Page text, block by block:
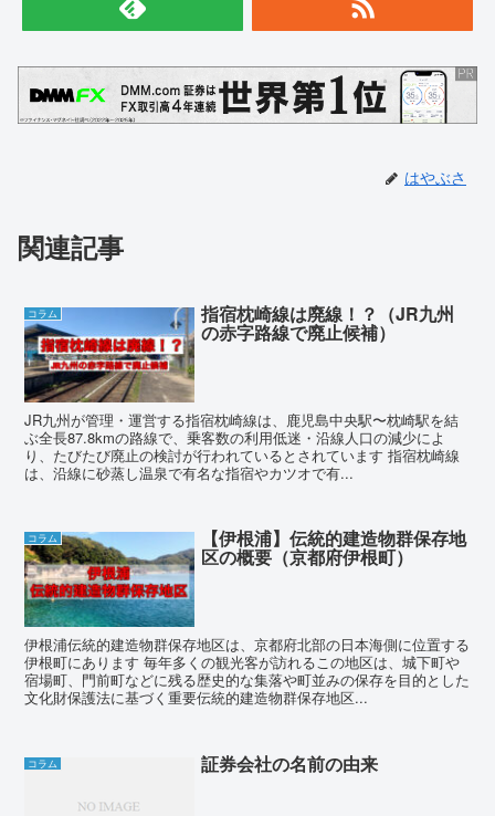
はやぶさ
関連記事
コラム 指宿枕崎線は廃線！？（JR九州
の赤字路線で廃止候補）
JR九州が管理・運営する指宿枕崎線は、鹿児島中央駅〜枕崎駅を結
ぶ全長87.8kmの路線で、乗客数の利用低迷・沿線人口の減少によ
り、たびたび廃止の検討が行われているとされています 指宿枕崎線
は、沿線に砂蒸し温泉で有名な指宿やカツオで有...
コラム 【伊根浦】伝統的建造物群保存地
区の概要（京都府伊根町）
伊根浦伝統的建造物群保存地区は、京都府北部の日本海側に位置する
伊根町にあります 毎年多くの観光客が訪れるこの地区は、城下町や
宿場町、門前町などに残る歴史的な集落や町並みの保存を目的とした
文化財保護法に基づく重要伝統的建造物群保存地区...
コラム 証券会社の名前の由来